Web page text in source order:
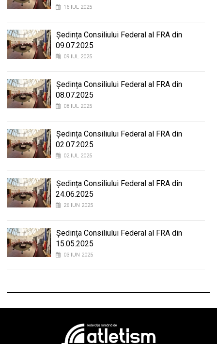
16 IUL 2025
Ședința Consiliului Federal al FRA din
09.07.2025
09 IUL 2025
Ședința Consiliului Federal al FRA din
08.07.2025
08 IUL 2025
Ședința Consiliului Federal al FRA din
02.07.2025
02 IUL 2025
Ședința Consiliului Federal al FRA din
24.06.2025
26 IUN 2025
Ședința Consiliului Federal al FRA din
15.05.2025
03 IUN 2025